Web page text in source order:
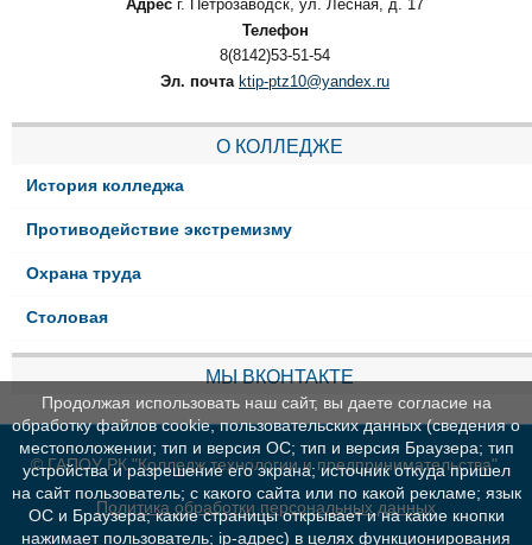
Адрес г. Петрозаводск, ул. Лесная, д. 17
Телефон
8(8142)53-51-54
Эл. почта ktip-ptz10@yandex.ru
О КОЛЛЕДЖЕ
История колледжа
Противодействие экстремизму
Охрана труда
Столовая
МЫ ВКОНТАКТЕ
© ГАПОУ РК "Колледж технологии и предпринимательства"
Политика обработки персональных данных
Продолжая использовать наш сайт, вы даете согласие на
обработку файлов cookie, пользовательских данных (сведения о
местоположении; тип и версия ОС; тип и версия Браузера; тип
устройства и разрешение его экрана; источник откуда пришел
на сайт пользователь; с какого сайта или по какой рекламе; язык
ОС и Браузера; какие страницы открывает и на какие кнопки
нажимает пользователь; ip-адрес) в целях функционирования